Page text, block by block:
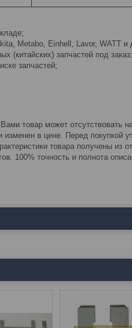
Metabo, Einhell, Lavor, WATT и
(китайских) запчастей под заказ;
запчастей;
товар может отсутствовать
в цене. Перед покупкой
товара получены из
100% точность и полнота